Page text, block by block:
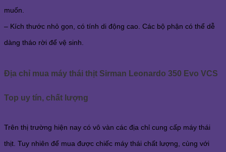
muốn.
– Kích thước nhỏ gọn, có tính di động cao. Các bộ phận có thể dễ
dàng tháo rời để vệ sinh.
Địa chỉ mua máy thái thịt Sirman Leonardo 350 Evo VCS
Top uy tín, chất lượng
Trên thị trường hiện nay có vô vàn các địa chỉ cung cấp máy thái
thịt. Tuy nhiên để mua được chiếc máy thái chất lượng, cùng với